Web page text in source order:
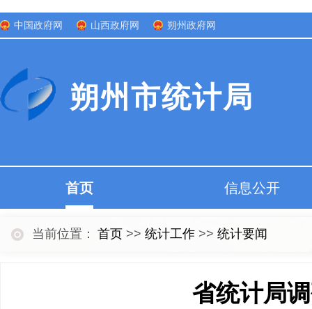
中国政府网 山西政府网 朔州政府网
朔州市统计局
首页 信息公开
当前位置： 首页 >> 统计工作 >> 统计要闻
省统计局